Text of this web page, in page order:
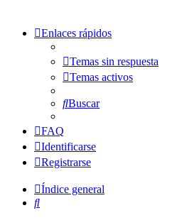
Enlaces rápidos
Temas sin respuesta
Temas activos
Buscar
FAQ
Identificarse
Registrarse
Índice general
Buscar